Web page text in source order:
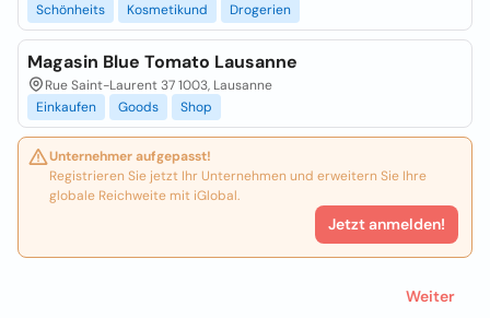
Schönheits
Kosmetikund Drogerien
Magasin Blue Tomato Lausanne
Rue Saint-Laurent 37 1003, Lausanne
Einkaufen
Goods Shop
Unternehmer aufgepasst!
Registrieren Sie jetzt Ihr Unternehmen und erweitern Sie Ihre
globale Reichweite mit iGlobal.
Jetzt anmelden!
Weiter